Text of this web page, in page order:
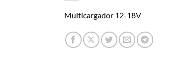
Multicargador 12-18V